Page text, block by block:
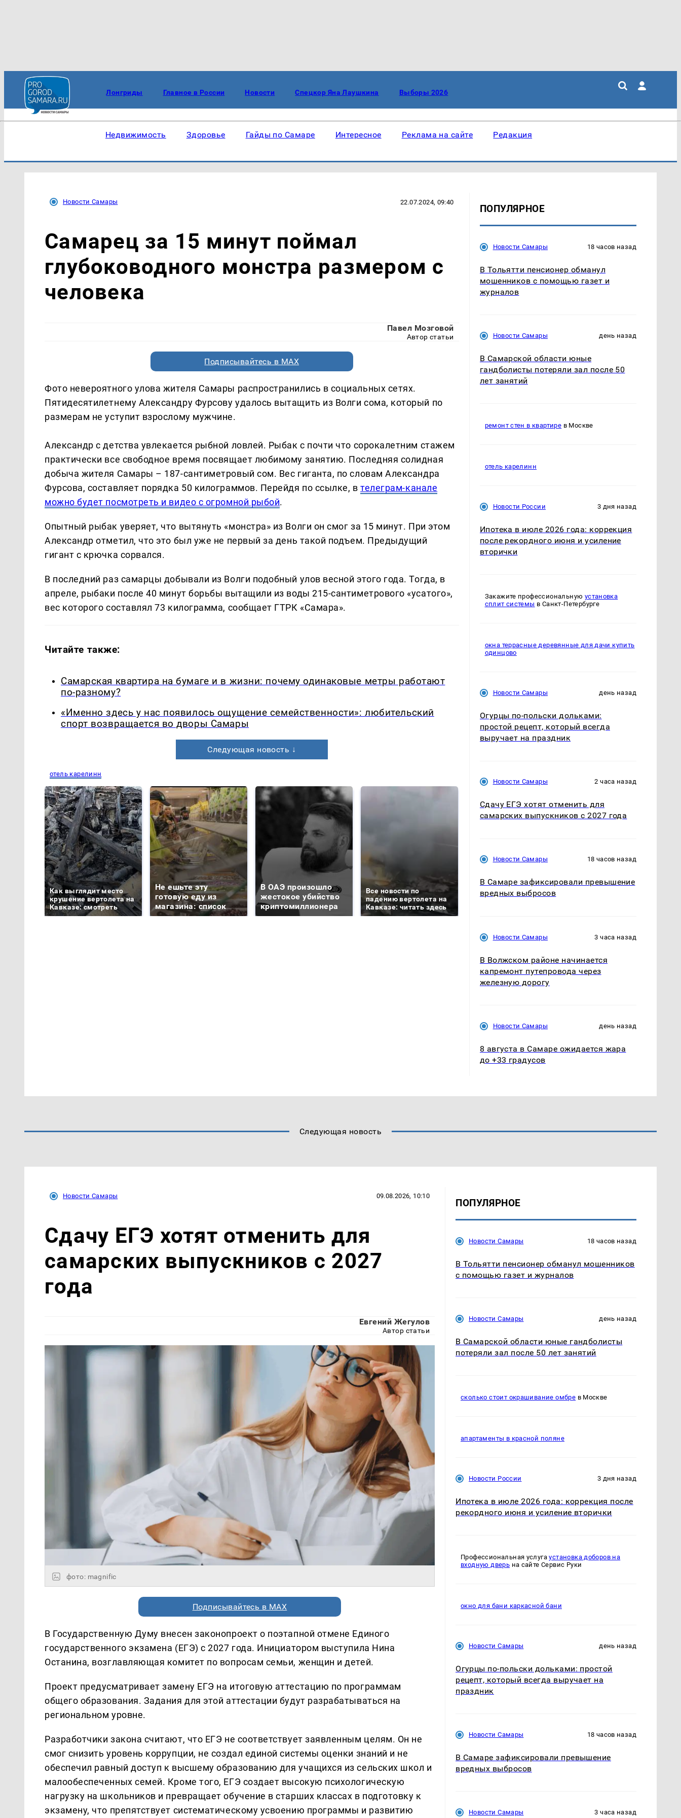
Лонгриды Главное в России Новости Спецкор Яна Лаушкина Выборы 2026
Недвижимость Здоровье Гайды по Самаре Интересное Реклама на сайте Редакция
Новости Самары 22.07.2024, 09:40
Самарец за 15 минут поймал
глубоководного монстра размером с
человека
Павел Мозговой
Автор статьи
Подписывайтесь в MAX
Фото невероятного улова жителя Самары распространились в социальных сетях.
Пятидесятилетнему Александру Фурсову удалось вытащить из Волги сома, который по
размерам не уступит взрослому мужчине.
Александр с детства увлекается рыбной ловлей. Рыбак с почти что сорокалетним стажем
практически все свободное время посвящает любимому занятию. Последняя солидная
добыча жителя Самары – 187-сантиметровый сом. Вес гиганта, по словам Александра
Фурсова, составляет порядка 50 килограммов. Перейдя по ссылке, втелеграм-канале
можно будет посмотреть и видео с огромной рыбой.
Опытный рыбак уверяет, что вытянуть «монстра» из Волги он смог за 15 минут. При этом
Александр отметил, что это был уже не первый за день такой подъем. Предыдущий
гигант с крючка сорвался.
В последний раз самарцы добывали из Волги подобный улов весной этого года. Тогда, в
апреле, рыбаки после 40 минут борьбы вытащили из воды 215-сантиметрового «усатого»,
вес которого составлял 73 килограмма, сообщает ГТРК «Самара».
Читайте также:
Самарская квартира на бумаге и в жизни: почему одинаковые метры работают
по-разному?
«Именно здесь у нас появилось ощущение семейственности»: любительский
спорт возвращается во дворы Самары
Следующая новость ↓
отель карелинн
Как выглядит место
крушение вертолета на
Кавказе: смотреть
Не ешьте эту
готовую еду из
магазина: список
В ОАЭ произошло
жестокое убийство
криптомиллионера
Все новости по
падению вертолета на
Кавказе: читать здесь
Таких событий не
было с 1945: чего
ПОПУЛЯРНОЕ
Новости Самары 18 часов назад
В Тольятти пенсионер обманул
мошенников с помощью газет и
журналов
Новости Самары день назад
В Самарской области юные
гандболисты потеряли зал после 50
лет занятий
ремонт стен в квартире в Москве
отель карелинн
Новости России 3 дня назад
Ипотека в июле 2026 года: коррекция
после рекордного июня и усиление
вторички
Закажите профессиональную установка
сплит системы в Санкт-Петербурге
окна террасные деревянные для дачи купить
одинцово
Новости Самары день назад
Огурцы по‑польски дольками:
простой рецепт, который всегда
выручает на праздник
Новости Самары 2 часа назад
Сдачу ЕГЭ хотят отменить для
самарских выпускников с 2027 года
Новости Самары 18 часов назад
В Самаре зафиксировали превышение
вредных выбросов
Новости Самары 3 часа назад
В Волжском районе начинается
капремонт путепровода через
железную дорогу
Новости Самары день назад
8 августа в Самаре ожидается жара
до +33 градусов
Следующая новость
Новости Самары 09.08.2026, 10:10
Сдачу ЕГЭ хотят отменить для
самарских выпускников с 2027
года
Евгений Жегулов
Автор статьи
фото: magnific
Подписывайтесь в MAX
В Государственную Думу внесен законопроект о поэтапной отмене Единого
государственного экзамена (ЕГЭ) с 2027 года. Инициатором выступила Нина
Останина, возглавляющая комитет по вопросам семьи, женщин и детей.
Проект предусматривает замену ЕГЭ на итоговую аттестацию по программам
общего образования. Задания для этой аттестации будут разрабатываться на
региональном уровне.
Разработчики закона считают, что ЕГЭ не соответствует заявленным целям. Он не
смог снизить уровень коррупции, не создал единой системы оценки знаний и не
обеспечил равный доступ к высшему образованию для учащихся из сельских школ и
малообеспеченных семей. Кроме того, ЕГЭ создает высокую психологическую
нагрузку на школьников и превращает обучение в старших классах в подготовку к
экзамену, что препятствует систематическому усвоению программы и развитию
ПОПУЛЯРНОЕ
Новости Самары 18 часов назад
В Тольятти пенсионер обманул мошенников
с помощью газет и журналов
Новости Самары день назад
В Самарской области юные гандболисты
потеряли зал после 50 лет занятий
сколько стоит окрашивание омбре в Москве
апартаменты в красной поляне
Новости России 3 дня назад
Ипотека в июле 2026 года: коррекция после
рекордного июня и усиление вторички
Профессиональная услугаустановка доборов на
входную дверь на сайте Сервис Руки
окно для бани каркасной бани
Новости Самары день назад
Огурцы по‑польски дольками: простой
рецепт, который всегда выручает на
праздник
Новости Самары 18 часов назад
В Самаре зафиксировали превышение
вредных выбросов
Новости Самары 3 часа назад